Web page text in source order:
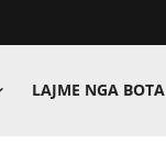
LAJME NGA BOTA